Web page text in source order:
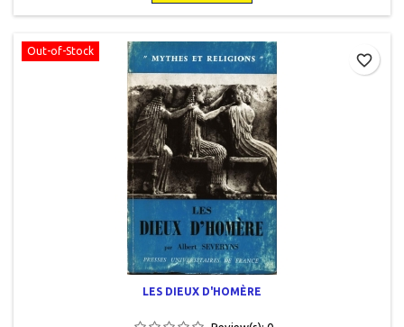
Out-of-Stock
LES DIEUX D'HOMÈRE
favorite_border